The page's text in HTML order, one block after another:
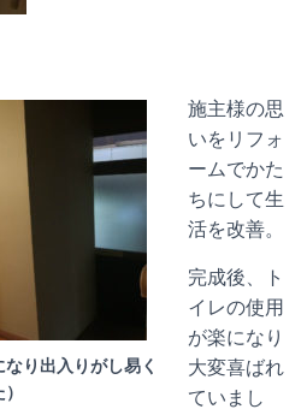
り出入りがし易く
施主様の思
いをリフォ
ームでかた
ちにして生
活を改善。
完成後、ト
イレの使用
が楽になり
大変喜ばれ
ていまし